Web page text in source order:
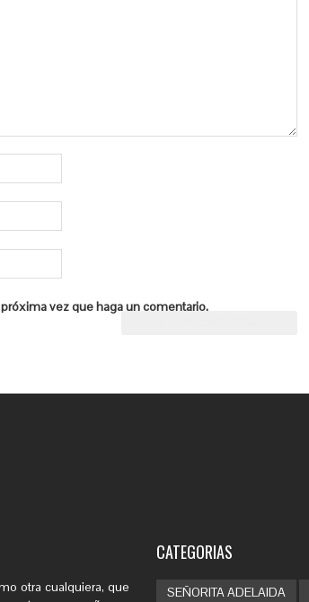
vez que haga un comentario.
otra cualquiera, que
CATEGORIAS
SEÑORITA ADELAIDA